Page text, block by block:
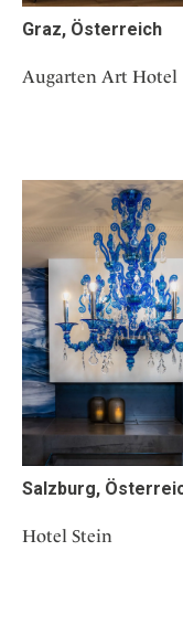
Graz, Österreich
Augarten Art Hotel
Salzburg,
Hotel Stein